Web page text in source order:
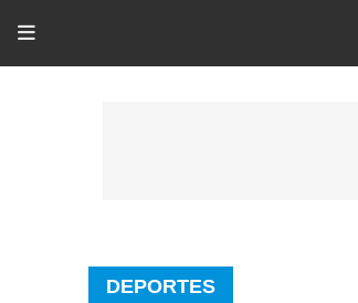
DEPORTES